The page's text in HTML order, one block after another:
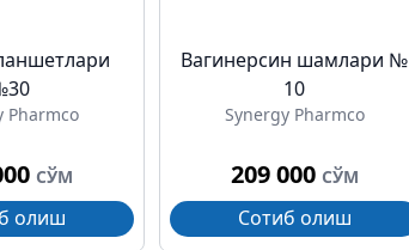
Pharmco
СЎМ
олиш
Вагинерсин шамлари №
10
Synergy Pharmco
209 000 СЎМ
Сотиб олиш